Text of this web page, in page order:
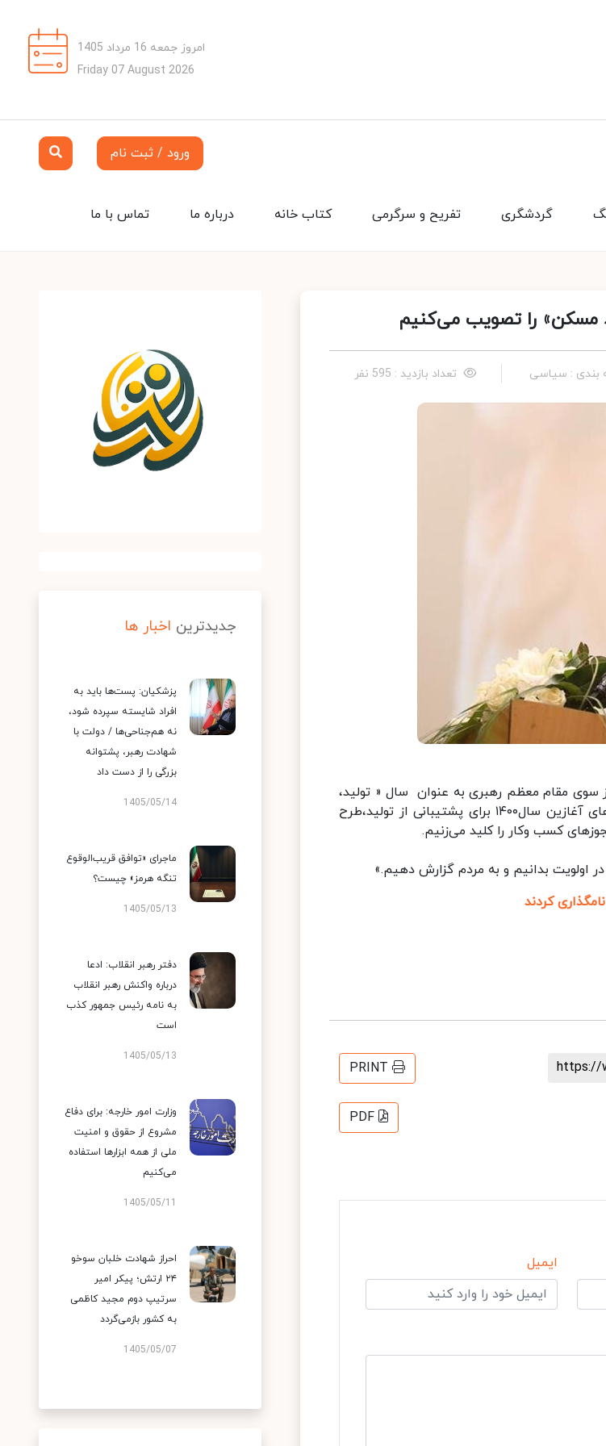
امروز جمعه 16 مرداد 1405
Friday 07 August 2026
ورود / ثبت نام
تماس با ما درباره ما کتاب خانه تفریح و سرگرمی گردشگری
بندی : سیاسی تعداد بازدید : 595 نفر
باقر قالیباف در صفحه توییتر خود با اشاره به نام گذاری سال ۱۴۰۰ از سوی مقام معظم رهبری به عنوان سال « تولید،
پشتبانی ها، مانع زدایی ها » نوشت : «« ‏اهل جمله‌پردازی نیستم؛ در روزهای آغازین سال۱۴۰۰ برای پشتیبانی از تولید،طرح
کسب وکار را کلید می‌زنیم.
https://
PRINT
PDF
ایمیل
جدیدترین اخبار ها
پزشکیان: پست‌ها باید به
افراد شایسته سپرده شود،
نه هم‌جناحی‌ها / دولت با
شهادت رهبر، پشتوانه
بزرگی را از دست داد
1405/05/14
ماجرای «توافق قریب‌الوقوع
تنگه هرمز» چیست؟
1405/05/13
دفتر رهبر انقلاب: ادعا
درباره واکنش رهبر انقلاب
به نامه رئیس جمهور کذب
است
1405/05/13
وزارت امور خارجه: برای دفاع
مشروع از حقوق و امنیت
ملی از همه ابزارها استفاده
می‌کنیم
1405/05/11
احراز شهادت خلبان سوخو
۲۴ ارتش؛ پیکر امیر
سرتیپ دوم مجید کاظمی
به کشور بازمی‌گردد
1405/05/07